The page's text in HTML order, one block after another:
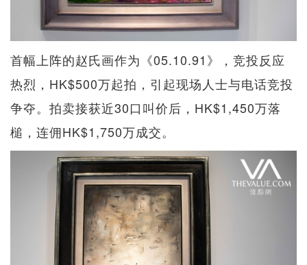
首幅上阵的赵氏画作为《05.10.91》，竞投反应
热烈，HK$500万起拍，引起现场人士与电话竞投
争夺。拍卖接获近30口叫价后，HK$1,450万落
槌，连佣HK$1,750万成交。